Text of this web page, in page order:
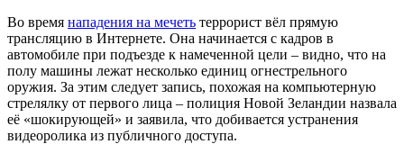
Во время нападения на мечеть террорист вёл прямую
трансляцию в Интернете. Она начинается с кадров в
автомобиле при подъезде к намеченной цели – видно, что на
полу машины лежат несколько единиц огнестрельного
оружия. За этим следует запись, похожая на компьютерную
стрелялку от первого лица – полиция Новой Зеландии назвала
её «шокирующей» и заявила, что добивается устранения
видеоролика из публичного доступа.